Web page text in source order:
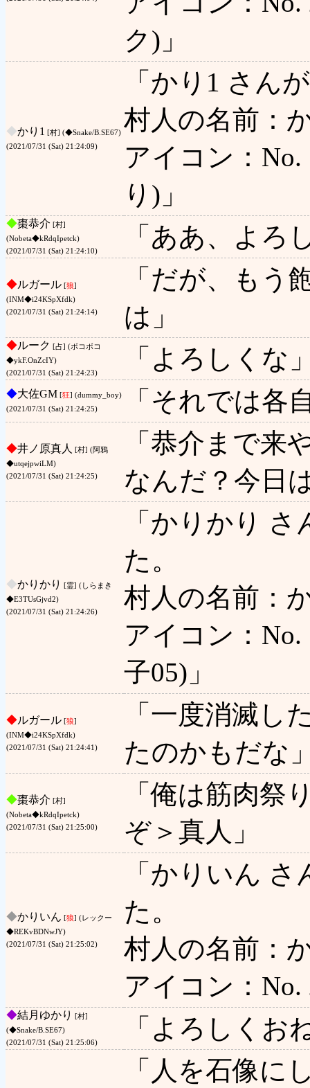
ク)」
◆かり1
[村] (◆Snake/B.SE67)
(2021/07/31 (Sat) 21:24:09)
「かり1 さん
村人の名前：
アイコン：
り)」
◆棗恭介 [村]
(Nobeta◆kRdqIpetck)
(2021/07/31 (Sat) 21:24:10)
「ああ、よろ
◆ルガール [狼]
(INM◆i24KSpXfdk)
(2021/07/31 (Sat) 21:24:14)
「だが、も
は」
◆ルーク [占] (ボコボコ
◆ykF.OnZcIY)
(2021/07/31 (Sat) 21:24:23)
「よろしくな
◆大佐GM [狂] (dummy_boy)
(2021/07/31 (Sat) 21:24:25)
「それでは各
◆井ノ原真人
[村] (阿鴉
◆utqejpwiLM)
(2021/07/31 (Sat) 21:24:25)
「恭介まで来
なんだ？今日
◆かりかり
[霊] (しらまき
◆E3TUsGjvd2)
(2021/07/31 (Sat) 21:24:26)
「かりかり
た。
村人の名前：
アイコン：
子05)」
◆ルガール [狼]
(INM◆i24KSpXfdk)
(2021/07/31 (Sat) 21:24:41)
「一度消滅し
たのかもだな
◆棗恭介 [村]
(Nobeta◆kRdqIpetck)
(2021/07/31 (Sat) 21:25:00)
「俺は筋肉祭
ぞ＞真人」
◆かりいん [狼] (レックー
◆REKvBDNwJY)
(2021/07/31 (Sat) 21:25:02)
「かりいん
た。
村人の名前：
アイコン：
◆結月ゆかり
[村]
(◆Snake/B.SE67)
(2021/07/31 (Sat) 21:25:06)
「よろしくお
「人を石像に